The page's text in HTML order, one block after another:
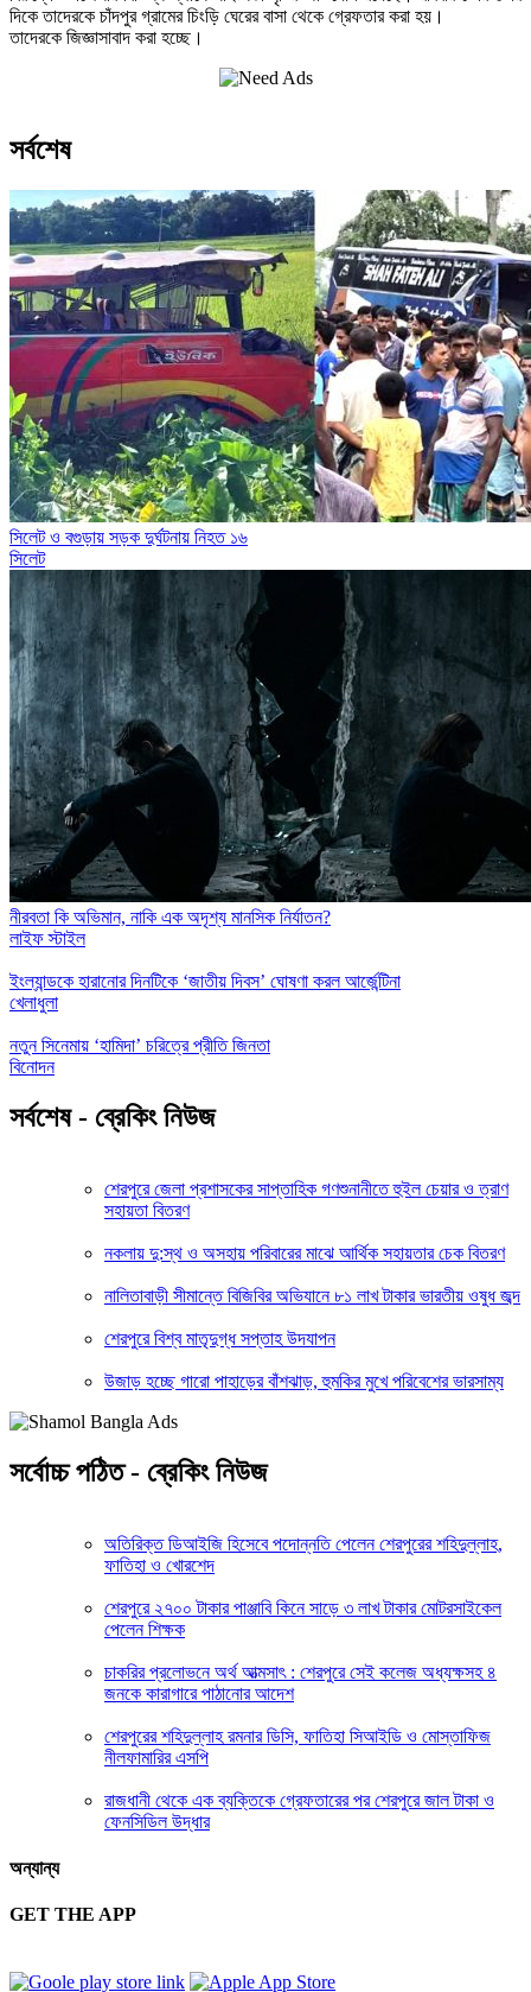
দিকে তাদেরকে চাঁদপুর গ্রামের চিংড়ি ঘেরের বাসা থেকে গ্রেফতার করা হয়।
তাদেরকে জিজ্ঞাসাবাদ করা হচ্ছে।
সর্বশেষ
সিলেট ও বগুড়ায় সড়ক দুর্ঘটনায় নিহত ১৬
সিলেট
নীরবতা কি অভিমান, নাকি এক অদৃশ্য মানসিক নির্যাতন?
লাইফ স্টাইল
ইংল্যান্ডকে হারানোর দিনটিকে ‘জাতীয় দিবস’ ঘোষণা করল আর্জেন্টিনা
খেলাধুলা
নতুন সিনেমায় ‘হামিদা’ চরিত্রে প্রীতি জিনতা
বিনোদন
সর্বশেষ - ব্রেকিং নিউজ
শেরপুরে জেলা প্রশাসকের সাপ্তাহিক গণশুনানীতে হুইল চেয়ার ও ত্রাণ
সহায়তা বিতরণ
নকলায় দু:স্থ ও অসহায় পরিবারের মাঝে আর্থিক সহায়তার চেক বিতরণ
নালিতাবাড়ী সীমান্তে বিজিবির অভিযানে ৮১ লাখ টাকার ভারতীয় ওষুধ জব্দ
শেরপুরে বিশ্ব মাতৃদুগ্ধ সপ্তাহ উদযাপন
উজাড় হচ্ছে গারো পাহাড়ের বাঁশঝাড়, হুমকির মুখে পরিবেশের ভারসাম্য
সর্বোচ্চ পঠিত - ব্রেকিং নিউজ
অতিরিক্ত ডিআইজি হিসেবে পদোন্নতি পেলেন শেরপুরের শহিদুল্লাহ,
ফাতিহা ও খোরশেদ
শেরপুরে ২৭০০ টাকার পাঞ্জাবি কিনে সাড়ে ৩ লাখ টাকার মোটরসাইকেল
পেলেন শিক্ষক
চাকরির প্রলোভনে অর্থ আত্মসাৎ : শেরপুরে সেই কলেজ অধ্যক্ষসহ ৪
জনকে কারাগারে পাঠানোর আদেশ
শেরপুরের শহিদুল্লাহ রমনার ডিসি, ফাতিহা সিআইডি ও মোস্তাফিজ
নীলফামারির এসপি
রাজধানী থেকে এক ব্যক্তিকে গ্রেফতারের পর শেরপুরে জাল টাকা ও
ফেনসিডিল উদ্ধার
অন্যান্য
GET THE APP